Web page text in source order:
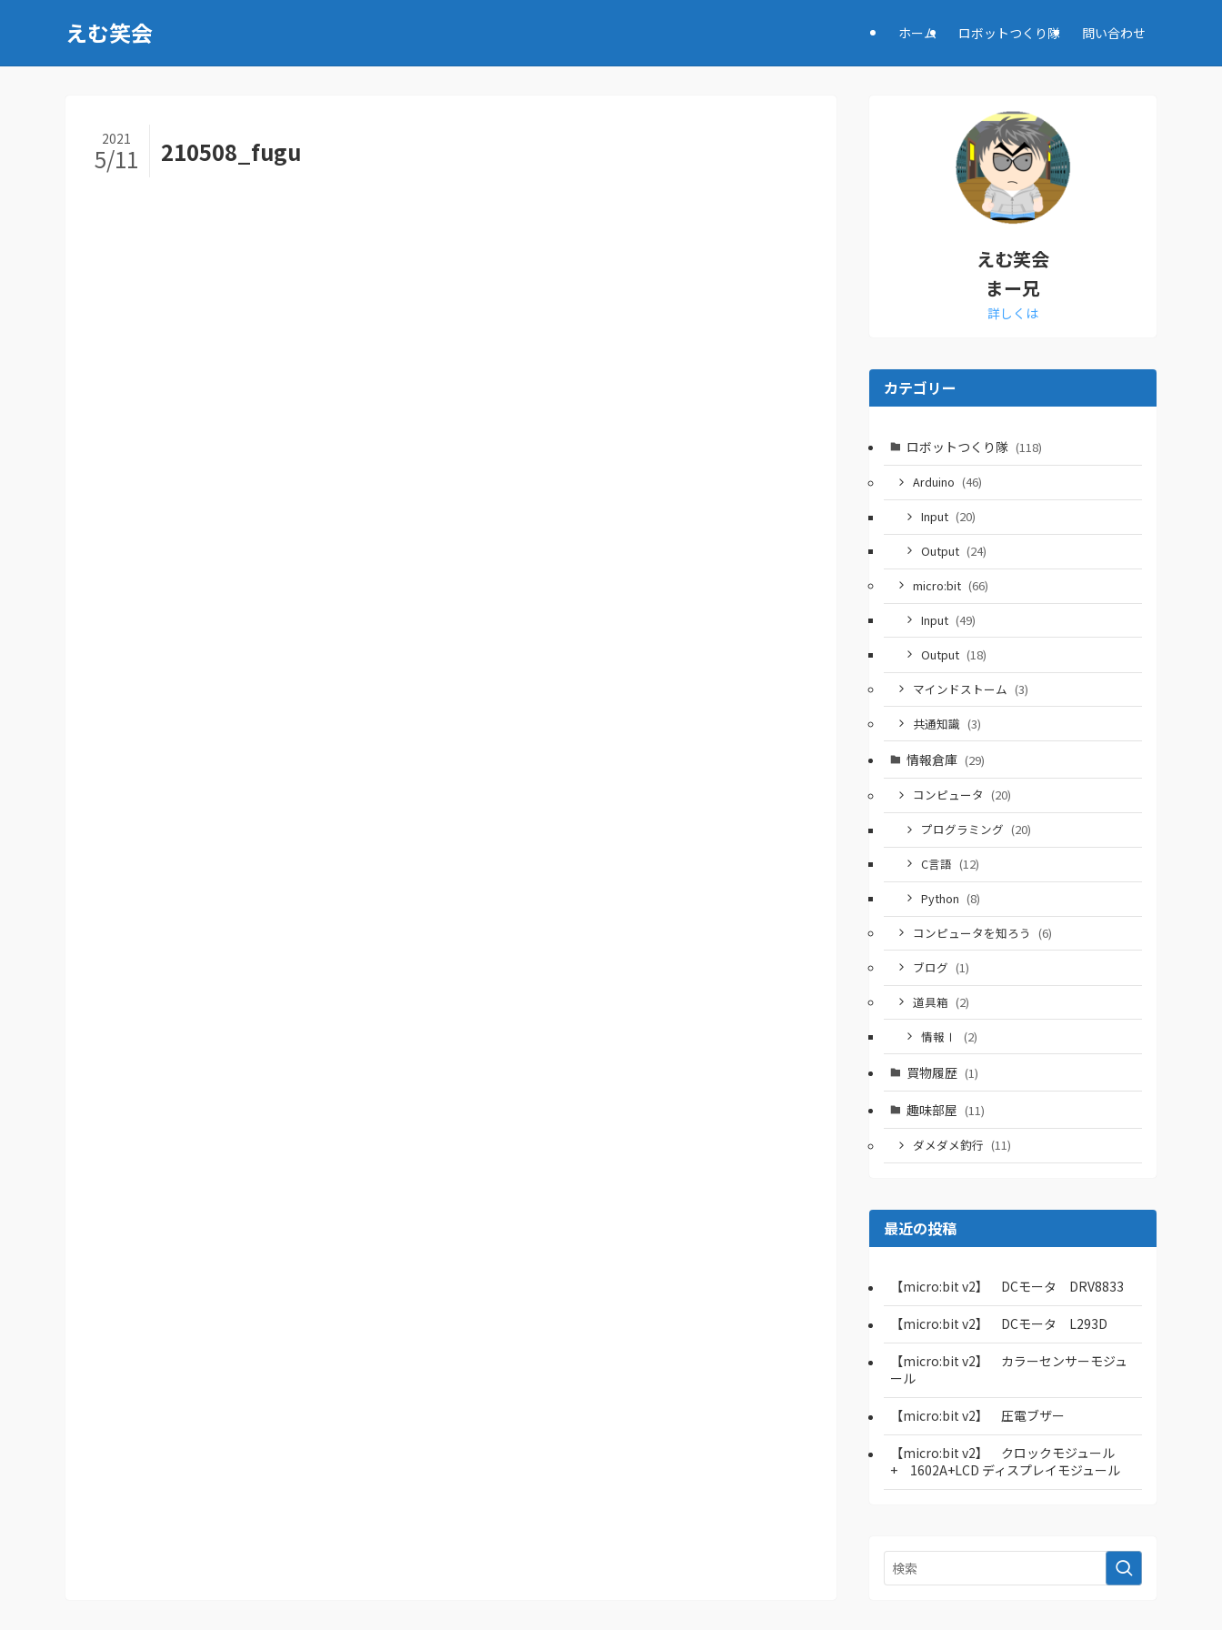
えむ笑会 ホーム ロボットつくり隊 問い合わせ
210508_fugu
2021
5/11
えむ笑会
まー兄
詳しくは
カテゴリー
ロボットつくり隊 (118)
Arduino (46)
Input (20)
Output (24)
micro:bit (66)
Input (49)
Output (18)
マインドストーム (3)
共通知識 (3)
情報倉庫 (29)
コンピュータ (20)
プログラミング (20)
C言語 (12)
Python (8)
コンピュータを知ろう (6)
ブログ (1)
道具箱 (2)
情報Ⅰ
(2)
買物履歴 (1)
趣味部屋 (11)
ダメダメ釣行 (11)
最近の投稿
【micro:bit v2】 DCモータ DRV8833
【micro:bit v2】 DCモータ L293D
【micro:bit v2】 カラーセンサーモジュ
ール
【micro:bit v2】 圧電ブザー
【micro:bit v2】 クロックモジュール
+ 1602A+LCD ディスプレイモジュール